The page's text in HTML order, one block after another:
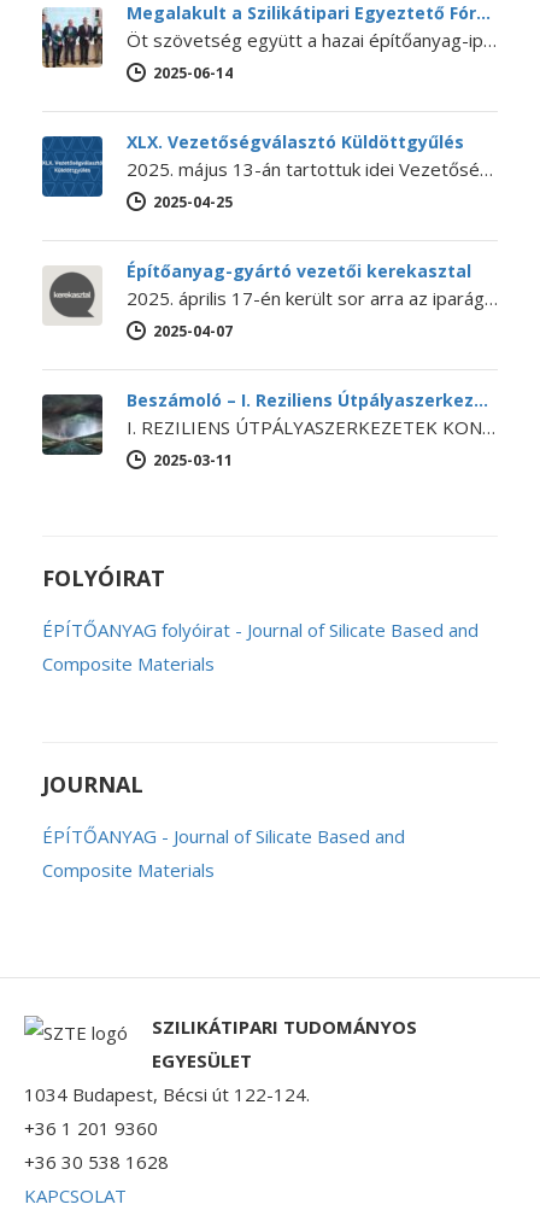
Megalakult a Szilikátipari Egyeztető Fórum
Öt szövetség együtt a hazai építőanyag-ipar jövőjéért – Megalakult a Szilikátipari Egyeztető Fórum 2025. június 12-én megalakult a Szilikátipari Egyeztető Fórum…
2025-06-14
XLX. Vezetőségválasztó Küldöttgyűlés
2025. május 13-án tartottuk idei Vezetőségválasztó Küldöttgyűlésünket. A XLX. Küldöttgyűlés nyitó előadását Bihari Ádám (a NaturARCH Csoport tulajdonosa és ügyvezetője,…
2025-04-25
Építőanyag-gyártó vezetői kerekasztal
2025. április 17-én került sor arra az iparági kerekasztal-beszélgetésre, amelyet még 2024 októberében kezdeményezett Lánszki Regő építészeti államtitkár, országos főépítész.…
2025-04-07
Beszámoló – I. Reziliens Útpályaszerkezetek Konferencia
I. REZILIENS ÚTPÁLYASZERKEZETEK KONFERENCIA Az SZTE Beton szakosztálya, a BME Építőanyagok és Magasépítés Tanszéke és Út és Vasútépítési Tanszéke, a Budapesti…
2025-03-11
FOLYÓIRAT
ÉPÍTŐANYAG folyóirat - Journal of Silicate Based and
Composite Materials
JOURNAL
ÉPÍTŐANYAG - Journal of Silicate Based and
Composite Materials
SZILIKÁTIPARI TUDOMÁNYOS
EGYESÜLET
1034 Budapest, Bécsi út 122-124.
+36 1 201 9360
+36 30 538 1628
KAPCSOLAT